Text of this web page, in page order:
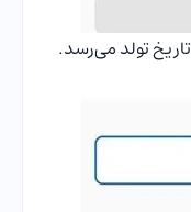
تولد می‌رسد.